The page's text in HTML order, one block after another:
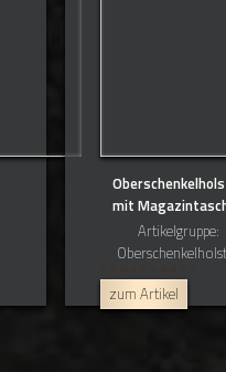
mit
Artikelgruppe:
zum Artikel